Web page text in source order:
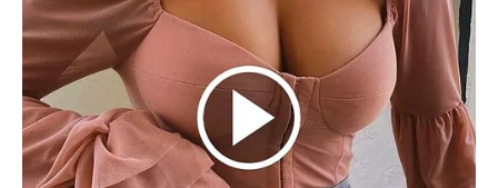
arrestadas como sospechosas de pertenecer a
una facción criminal. Presuntamente, ambas
secuestraron a la joven del interior de la
vivienda y la llevaron a la zona para cometer el
delito.